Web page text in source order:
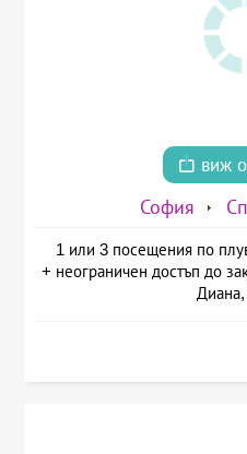
виж
София
1 или 3 посещения по
+ неограничен достъп до